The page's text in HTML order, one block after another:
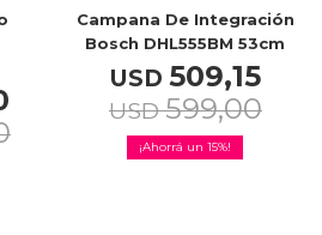
Campana De Integración
Bosch DHL555BM 53cm
USD 509,15
USD 599,00
15